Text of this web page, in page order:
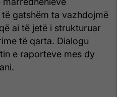
gatshëm ta vazhdojmë
ai të jetë i strukturuar
të qarta. Dialogu
e raporteve mes dy